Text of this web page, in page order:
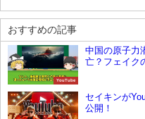
おすすめの記事
YouTube
中国の原子力
亡？フェイク
セイキンが
公開！